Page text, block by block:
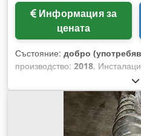
Информация за
цената
Състояние: добро
производство: 2018,
на качеството на водата.
затворено помещение за
(мобилна). Codjzgcnbepfx Af
компонента: * LAR Biomonitor
QuickTOCultra